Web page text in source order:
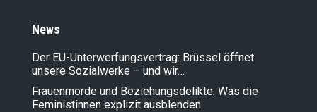
News
Der EU-Unterwerfungsvertrag: Brüssel öffnet
unsere Sozialwerke – und wir…
Frauenmorde und Beziehungsdelikte: Was die
Feministinnen explizit ausblenden